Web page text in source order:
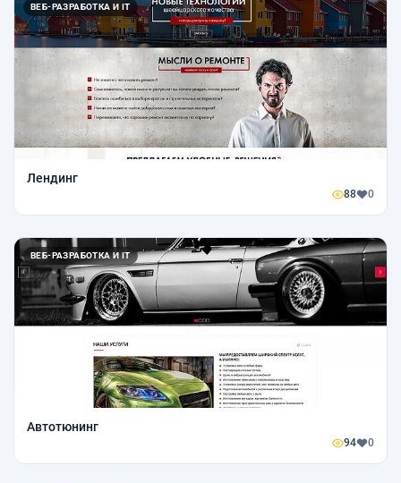
ВЕБ-РАЗРАБОТКА И IT
Лендинг
88 0
ВЕБ-РАЗРАБОТКА И IT
Автотюнинг
94 0